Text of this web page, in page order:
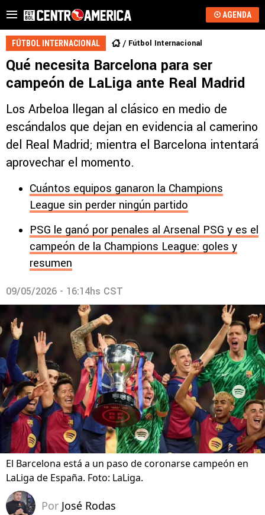
AGENDA
FÚTBOL INTERNACIONAL Fútbol Internacional
Qué necesita Barcelona para ser
campeón de LaLiga ante Real Madrid
Los Arbeloa llegan al clásico en medio de
escándalos que dejan en evidencia al camerino
del Real Madrid; mientra el Barcelona intentará
aprovechar el momento.
Cuántos equipos ganaron la Champions
League sin perder ningún partido
PSG le ganó por penales al Arsenal PSG y es el
campeón de la Champions League: goles y
resumen
09/05/2026 - 16:14hs CST
El Barcelona está a un paso de coronarse campeón en
LaLiga de España. Foto: LaLiga.
Por José Rodas